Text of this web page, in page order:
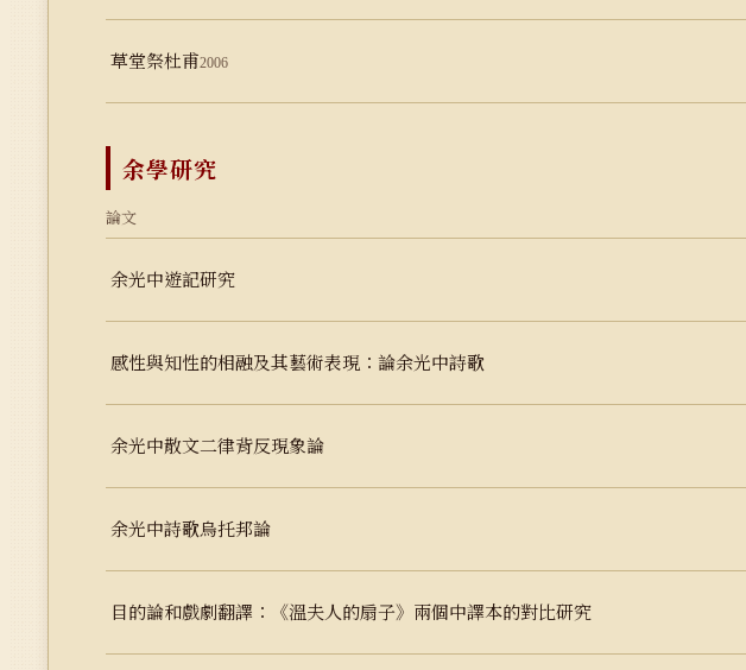
草堂祭杜甫2006
余學研究
論文
余光中遊記研究
感性與知性的相融及其藝術表現：論余光中詩歌
余光中散文二律背反現象論
余光中詩歌烏托邦論
目的論和戲劇翻譯：《溫夫人的扇子》兩個中譯本的對比研究